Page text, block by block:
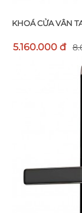
KHOÁ CỬA VÂN
5.160.000 đ